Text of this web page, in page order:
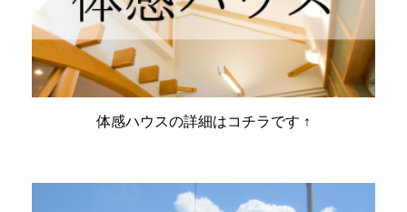
体感ハウスの詳細はコチラです ↑